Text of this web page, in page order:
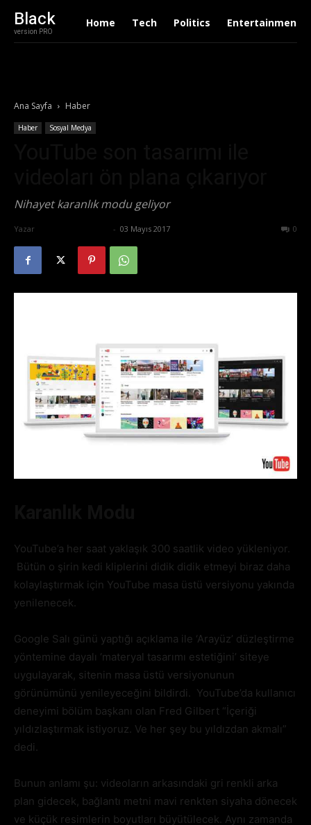
Black
version PRO
Home Tech Politics Entertainment
Ana Sayfa Haber
Haber Sosyal Medya
Nihayet karanlık modu geliyor
Yazar - 03 Mayıs 2017 0
YouTube’a her saat yaklaşık 300 saatlik video yükleniyor.
Bütün o şirin kedi kliplerini didik didik etmeyi biraz daha
kolaylaştırmak için YouTube masa üstü versiyonu yakında
yenilenecek.
Google Salı günü yaptığı açıklama ile ‘Arayüz’ düzleştirme
yöntemine dayalı ‘materyal tasarımı estetiğini’ siteye
uygulayarak, sitenin masa üstü versiyonunun
görünümünü yenileyeceğini bildirdi. YouTube’da kullanıcı
deneyimi bölüm başkanı olan Fred Gilbert “İçeriği
yıldızlaştırmak istiyoruz. Ve her şey bu yıldızdan akmalı”
dedi.
Bunun anlamı şu: videoların arkasındaki gri renkli arka
plan gidecek, bağlantı metni mavi renkten siyaha dönecek
ve küçük resimlerin boyutları büyütülecek. Aynı zamanda